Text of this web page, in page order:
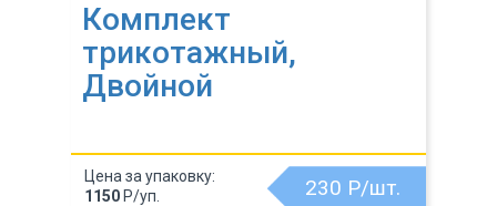
Комплект
трикотажный,
Двойной
230 Р/шт.
Цена за упаковку:
1150 Р/уп.